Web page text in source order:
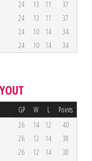
24 13 11
37
24 13 11
37
24 10 14
34
24 10 14 34
GP W L Points
26 14 12
40
26 12 14
38
26 12 14
38